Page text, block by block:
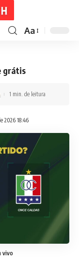
Aa
grátis
2026 18:46
1 min. de leitura
vivo